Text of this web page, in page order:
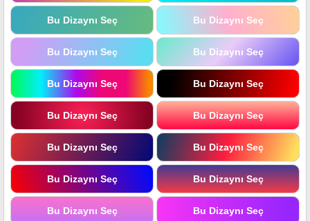
Bu Dizaynı Seç Bu Dizaynı Seç
Bu Dizaynı Seç Bu Dizaynı Seç
Bu Dizaynı Seç Bu Dizaynı Seç
Bu Dizaynı Seç Bu Dizaynı Seç
Bu Dizaynı Seç Bu Dizaynı Seç
Bu Dizaynı Seç Bu Dizaynı Seç
Bu Dizaynı Seç Bu Dizaynı Seç